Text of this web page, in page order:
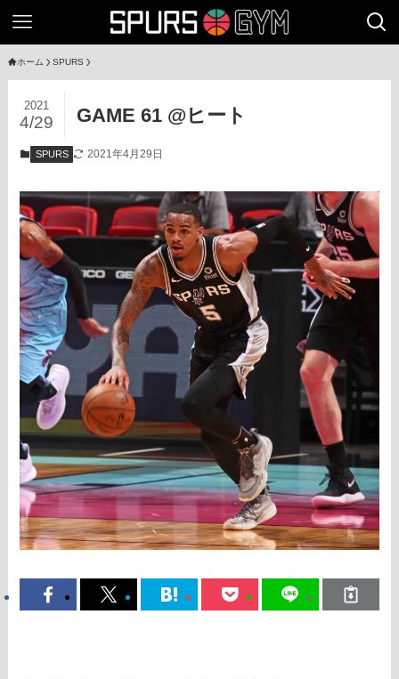
ホーム SPURS
GAME 61 @ヒート
2021
4/29
SPURS 2021年4月29日